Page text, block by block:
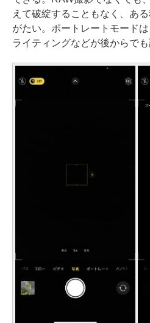
えて破綻することもなく、あ
がたい。ポートレートモード
ライティングなどが後からでも